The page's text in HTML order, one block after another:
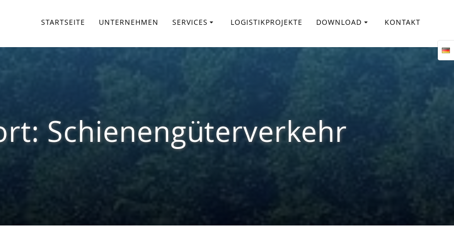
STARTSEITE UNTERNEHMEN SERVICES LOGISTIKPROJEKTE DOWNLOAD KONTAKT
Schienengüterverkehr